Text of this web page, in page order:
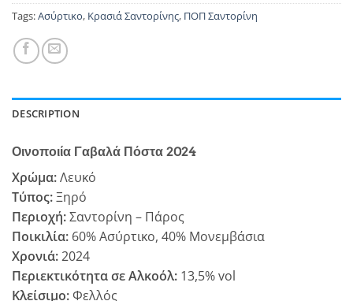
Tags:Ασύρτικο, Κρασιά Σαντορίνης, ΠΟΠ Σαντορίνη
DESCRIPTION
Οινοποιία Γαβαλά Πόστα 2024
Χρώμα:Λευκό
Τύπος:Ξηρό
Περιοχή:Σαντορίνη – Πάρος
Ποικιλία: 60% Ασύρτικο, 40% Μονεμβάσια
Χρονιά:2024
Περιεκτικότητα σε Αλκοόλ: 13,5% vol
Κλείσιμο:Φελλός